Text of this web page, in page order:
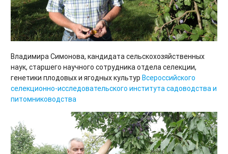
Владимира Симонова, кандидата сельскохозяйственных
наук, старшего научного сотрудника отдела селекции,
генетики плодовых и ягодных культур Всероссийского
селекционно-исследовательского института садоводства и
питомниководства